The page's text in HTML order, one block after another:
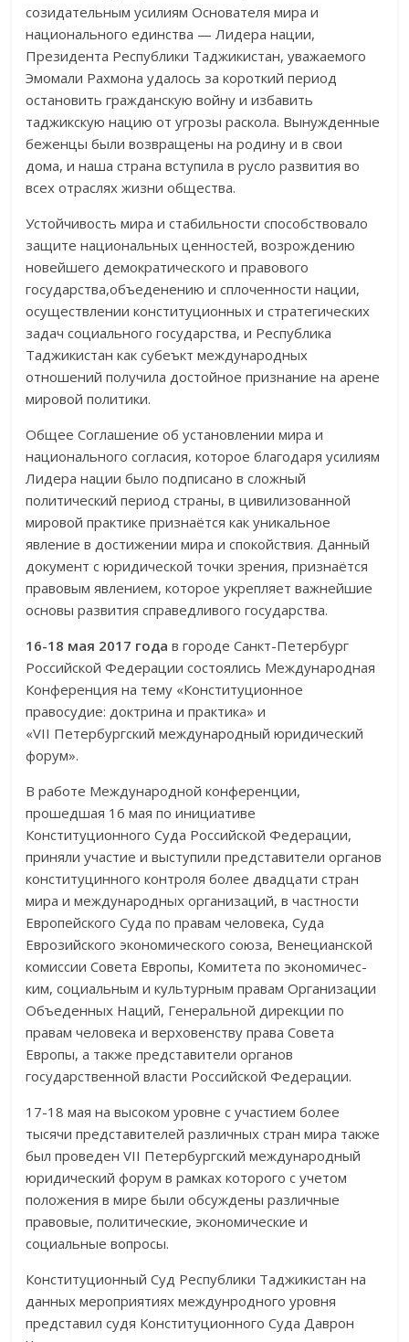
созидательным усилиям Основателя мира и
национального единства — Лидера нации,
Президента Республики Таджикистан, уважае­мого
Эмомали Рахмона удалось за короткий период
остановить гражданскую войну и избавить
таджикскую нацию от угрозы раскола. Вынужденные
беженцы были возвращены на родину и в свои
дома, и наша страна вступила в русло развития во
всех отраслях жизни общества.
Устойчивость мира и стабильности способствовало
защите националь­ных ценностей, возрождению
новейшего демократического и правового
государства,объеденению и сплоченности нации,
осуществлении конститу­цион­ных и стратегических
задач социального государства, и Республика
Таджикистан как субеъкт международных
отношений получила достойное признание на арене
мировой политики.
Общее Согла­шение об установлении мира и
национального согласия, которое благодаря усилиям
Лидера нации было подписано в сложный
политический период страны, в цивилизованной
мировой практике признаётся как уникальное
явление в достижении мира и спокойствия. Данный
документ с юридической точки зрения, признаётся
правовым явлением, которое укрепляет важнейшие
основы развития справедливого государства.
16-18 мая 2017 года в городе Санкт-Петербург
Российской Федерации состоялись Международная
Конференция на тему «Конституционное
правосудие: доктрина и практика» и
«VII Петербургский международный юридический
форум».
В работе Международной конференции,
прошедшая 16 мая по ини­циативе
Конституционного Суда Российской Федерации,
приняли участие и выступили представители органов
конституцинного контроля более двад­цати стран
мира и международных организаций, в частности
Евро­пей­ского Суда по правам человека, Суда
Еврозийского экономи­ческого союза, Венецианской
комиссии Совета Европы, Комитета по экономи­чес­
ким, социальным и культурным правам Организации
Объеден­ных Наций, Генераль­ной дирекции по
правам человека и верховенству права Совета
Европы, а также представители органов
государственной власти Рос­сийской Федерации.
17-18 мая на высоком уровне с участием более
тысячи предста­ви­телей различных стран мира также
был проведен VII Петербургский междуна­родный
юридический форум в рамках которого с учетом
положения в мире были обсуждены различ­ные
правовые, политические, эконо­­ми­ческие и
социальные вопросы.
Конституционный Суд Республики Таджикистан на
данных мероприя­тиях междунродного уровня
представил судя Конституционного Суда Даврон